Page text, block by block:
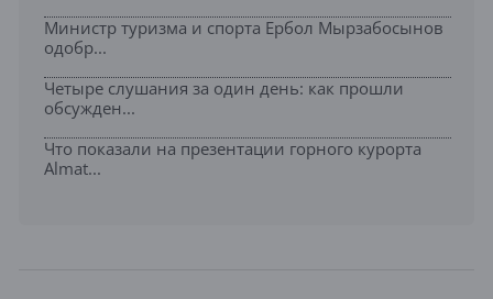
Министр туризма и спорта Ербол Мырзабосынов
одобр...
Четыре слушания за один день: как прошли
обсужден...
Что показали на презентации горного курорта
Almat...